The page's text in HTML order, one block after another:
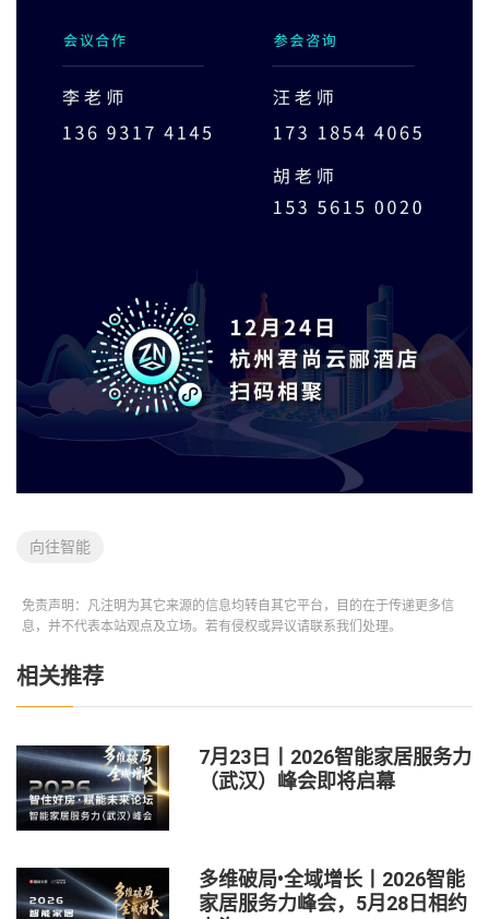
向往智能
免责声明：凡注明为其它来源的信息均转自其它平台，目的在于传递更多信
息，并不代表本站观点及立场。若有侵权或异议请联系我们处理。
相关推荐
7月23日丨2026智能家居服务力
（武汉）峰会即将启幕
多维破局•全域增长丨2026智能
家居服务力峰会，5月28日相约